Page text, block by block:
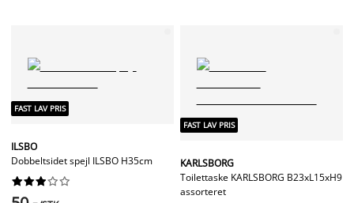
FAST LAV PRIS
ILSBO
Dobbeltsidet spejl ILSBO H35cm






FAST LAV PRIS
KARLSBORG
Toilettaske KARLSBORG B23xL15xH9
assorteret